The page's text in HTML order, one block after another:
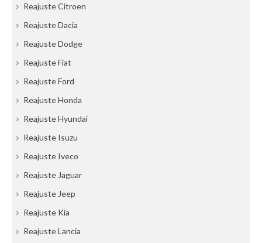
Reajuste Citroen
Reajuste Dacia
Reajuste Dodge
Reajuste Fiat
Reajuste Ford
Reajuste Honda
Reajuste Hyundai
Reajuste Isuzu
Reajuste Iveco
Reajuste Jaguar
Reajuste Jeep
Reajuste Kia
Reajuste Lancia